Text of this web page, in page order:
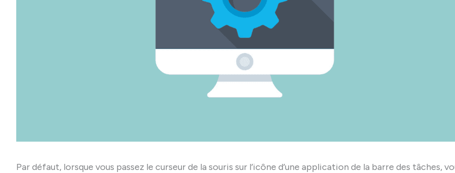
Par défaut, lorsque vous passez le curseur de la souris sur l’icône d’une application de la barre des tâches,